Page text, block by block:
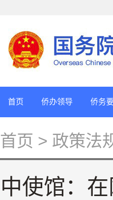
首页 侨办领导 侨务
首页 > 政策法
中使馆：